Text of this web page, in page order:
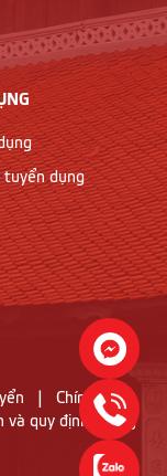
tuyển dụng
Chính sách
và quy định chung